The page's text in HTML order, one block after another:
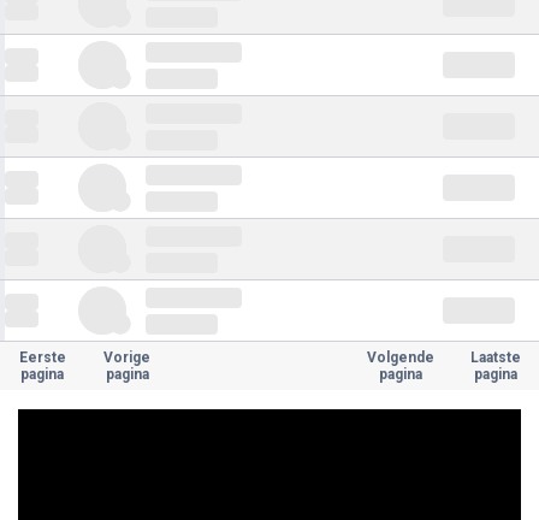
Eerste
pagina
Vorige
pagina
Volgende
pagina
Laatste
pagina